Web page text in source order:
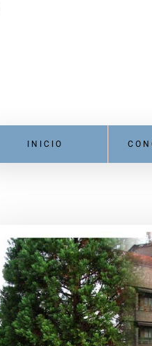
INICIO